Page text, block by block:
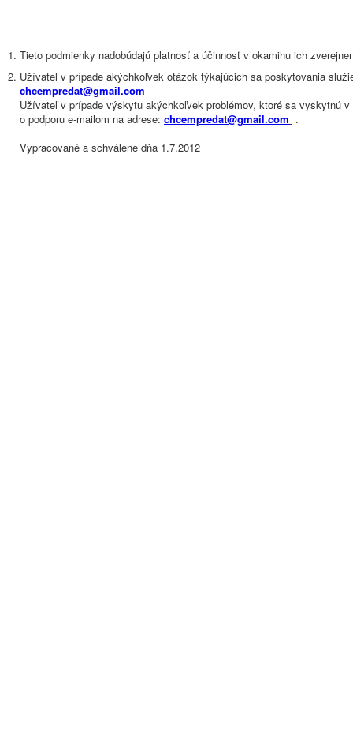
Tieto podmienky nadobúdajú platnosť a účinnosť v okamihu ich
Užívateľ v prípade akýchkoľvek otázok týkajúcich sa poskytovania
chcempredat@gmail.com
Užívateľ v prípade výskytu akýchkoľvek problémov, ktoré sa vyskytnú
o podporu e-mailom na adrese: chcempredat@gmail.com .
Vypracované a schválene dňa 1.7.2012